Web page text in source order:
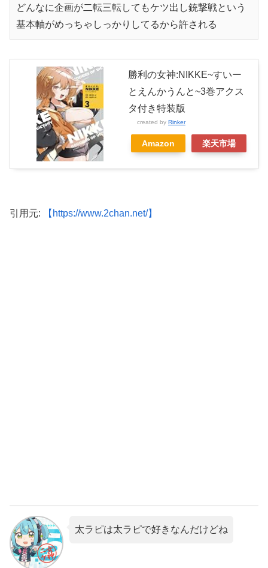
どんなに企画が二転三転してもケツ出し銃撃戦という
基本軸がめっちゃしっかりしてるから許される
勝利の女神:NIKKE~すいー
とえんかうんと~3巻アクス
タ付き特装版
created by Rinker
Amazon 楽天市場
引用元: 【https://www.2chan.net/】
太ラピは太ラピで好きなんだけどね